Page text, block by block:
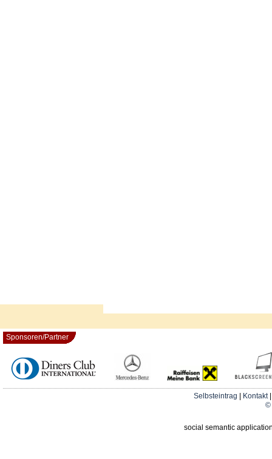
Sponsoren/Partner
Selbsteintrag Kontakt
©
social semantic